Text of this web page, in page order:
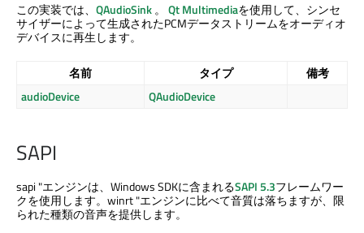
この実装では、 QAudioSink。 Qt Multimediaを使用して、シンセ
サイザーによって生成されたPCMデータストリームをオーディオ
デバイスに再生します。
名前 タイプ
備考
audioDevice
QAudioDevice
SAPI
sapi "エンジンは、Windows SDKに含まれるSAPI 5.3フレームワー
クを使用します。winrt "エンジンに比べて音質は落ちますが、限
られた種類の音声を提供します。